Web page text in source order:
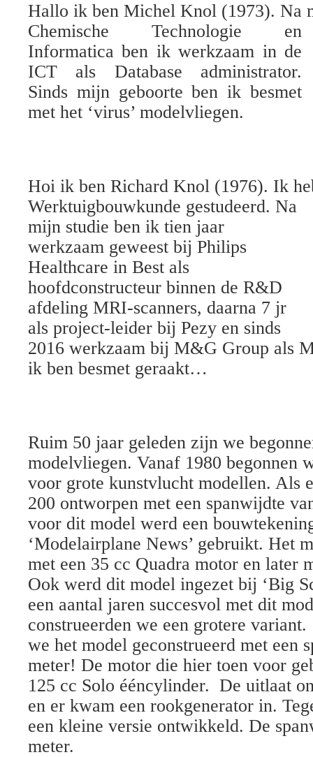
Hallo ik ben Michel Knol (1973). Na
Chemische Technologie en
Informatica ben ik werkzaam in de
ICT als Database administrator.
Sinds mijn geboorte ben ik besmet
met het ‘virus’ modelvliegen.
Hoi ik ben Richard Knol (1976). Ik
Werktuigbouwkunde gestudeerd. Na
mijn studie ben ik tien jaar
werkzaam geweest bij Philips
Healthcare in Best als
hoofdconstructeur binnen de R&D
afdeling MRI-scanners, daarna 7 jr
als project-leider bij Pezy en sinds
2016 werkzaam bij M&G Group als
ik ben besmet geraakt…
Ruim 50 jaar geleden zijn we
modelvliegen. Vanaf 1980 begonnen
voor grote kunstvlucht modellen. Als
200 ontworpen met een spanwijdte
voor dit model werd een
‘Modelairplane News’ gebruikt. Het
met een 35 cc Quadra motor en later
Ook werd dit model ingezet bij ‘Big
een aantal jaren succesvol met dit
construeerden we een grotere
we het model geconstrueerd met een
meter! De motor die hier toen voor
125 cc Solo ééncylinder. De uitlaat
en er kwam een rookgenerator in.
een kleine versie ontwikkeld. De
meter.